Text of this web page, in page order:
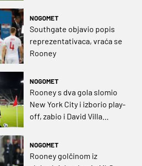
NOGOMET
Southgate objavio popis
reprezentativaca, vraća se
Rooney
NOGOMET
Rooney s dva gola slomio
New York City i izborio play-
off, zabio i David Villa
NOGOMET
Rooney golčinom iz